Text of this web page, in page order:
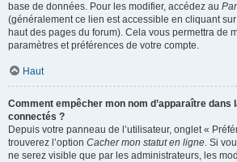
base de données. Pour les modifier, accédez au
(généralement ce lien est accessible en cliquant
haut des pages du forum). Cela vous permettra de
paramètres et préférences de votre compte.
Haut
Comment empêcher mon nom d’apparaître dans
connectés ?
Depuis votre panneau de l’utilisateur, onglet «
trouverez l’option Cacher mon statut en ligne. Si
ne serez visible que par les administrateurs, les